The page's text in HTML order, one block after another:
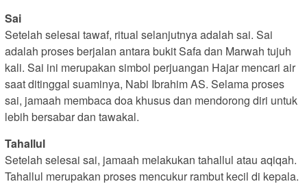
Sai
Setelah selesai tawaf, ritual selanjutnya adalah sai. Sai
adalah proses berjalan antara bukit Safa dan Marwah tujuh
kali. Sai ini merupakan simbol perjuangan Hajar mencari air
saat ditinggal suaminya, Nabi Ibrahim AS. Selama proses
sai, jamaah membaca doa khusus dan mendorong diri untuk
lebih bersabar dan tawakal.
Tahallul
Setelah selesai sai, jamaah melakukan tahallul atau aqiqah.
Tahallul merupakan proses mencukur rambut kecil di kepala.